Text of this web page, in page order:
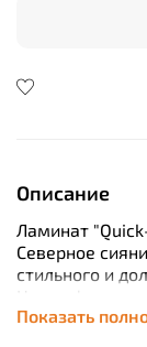
Описание
Ламинат
Северное
стильного и
Новая
материал при
Показать